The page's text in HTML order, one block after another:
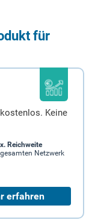
für
Keine
Reichweite
Netzwerk
erfahren